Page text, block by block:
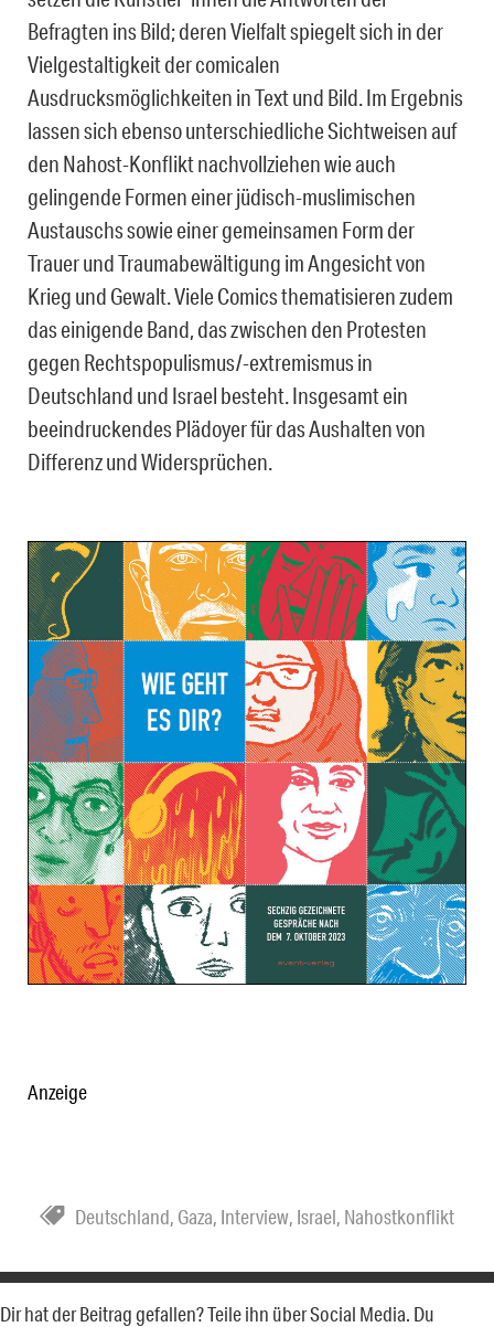
Befragten ins Bild; deren Vielfalt spiegelt sich in der
Vielgestaltigkeit der comicalen
Ausdrucksmöglichkeiten in Text und Bild. Im Ergebnis
lassen sich ebenso unterschiedliche Sichtweisen auf
den Nahost-Konflikt nachvollziehen wie auch
gelingende Formen einer jüdisch-muslimischen
Austauschs sowie einer gemeinsamen Form der
Trauer und Traumabewältigung im Angesicht von
Krieg und Gewalt. Viele Comics thematisieren zudem
das einigende Band, das zwischen den Protesten
gegen Rechtspopulismus/-extremismus in
Deutschland und Israel besteht. Insgesamt ein
beeindruckendes Plädoyer für das Aushalten von
Differenz und Widersprüchen.
Anzeige
Deutschland, Gaza, Interview, Israel, Nahostkonflikt
Dir hat der Beitrag gefallen? Teile ihn über Social Media. Du